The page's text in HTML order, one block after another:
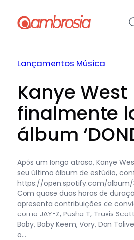
para
Lançamentos Música
Kanye West
finalmente
álbum
Após um longo atraso, Kanye
seu último álbum de estúdio,
https://open.spotify.com/album/
Com quase duas horas de
apresenta contribuições de
como JAY-Z, Pusha T, Travis
Baby, Baby Keem, Vory, Don
o…